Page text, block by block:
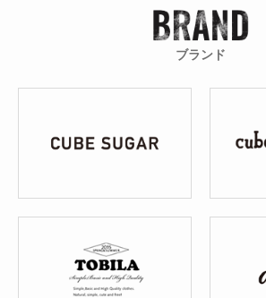
ブランド